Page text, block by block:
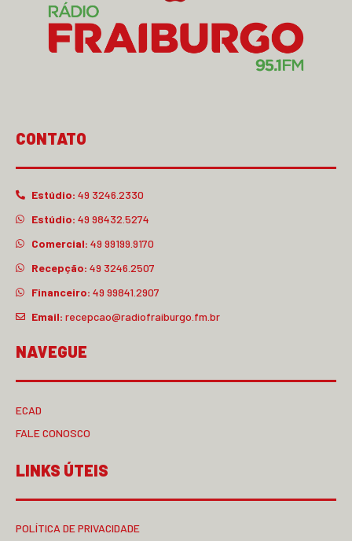
CONTATO
Estúdio: 49 3246.2330
Estúdio: 49 98432.5274
Comercial: 49 99199.9170
Recepção: 49 3246.2507
Financeiro: 49 99841.2907
Email: recepcao@radiofraiburgo.fm.br
NAVEGUE
ECAD
FALE CONOSCO
LINKS ÚTEIS
POLÍTICA DE PRIVACIDADE